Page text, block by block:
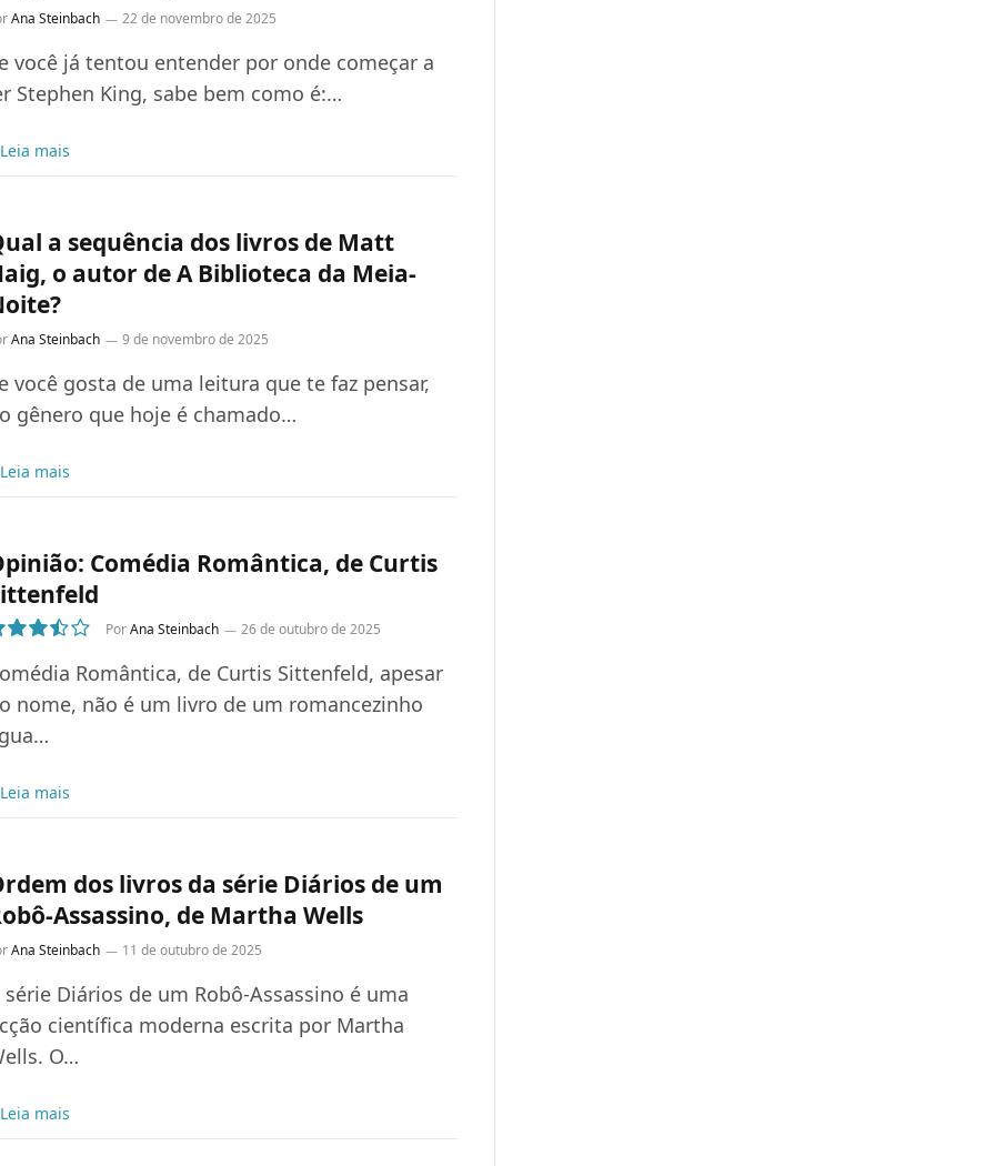
Ana Steinbach 22 de novembro de 2025
você já tentou entender por onde começar a
Stephen King, sabe bem como é:…
Leia mais
a sequência dos livros de Matt
o autor de A Biblioteca da Meia-
Ana Steinbach 9 de novembro de 2025
você gosta de uma leitura que te faz pensar,
gênero que hoje é chamado…
Leia mais
Comédia Romântica, de Curtis
PorAna Steinbach 26 de outubro de 2025
Romântica, de Curtis Sittenfeld, apesar
nome, não é um livro de um romancezinho
Leia mais
dos livros da série Diários de um
Assassino, de Martha Wells
Ana Steinbach 11 de outubro de 2025
série Diários de um Robô-Assassino é uma
científica moderna escrita por Martha
O…
Leia mais